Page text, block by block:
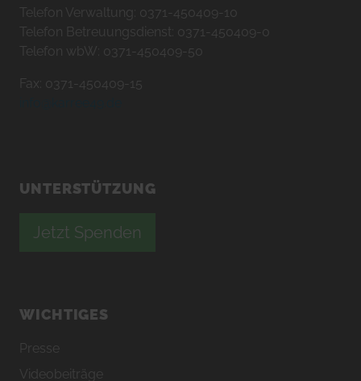
Telefon Verwaltung: 0371-450409-10
Telefon Betreuungsdienst: 0371-450409-0
Telefon wbW: 0371-450409-50
Fax: 0371-450409-15
UNTERSTÜTZUNG
Jetzt Spenden
WICHTIGES
Presse
Videobeiträge